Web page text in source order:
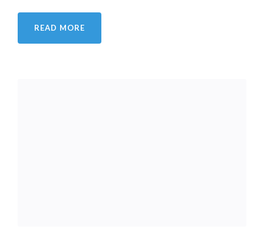
READ MORE